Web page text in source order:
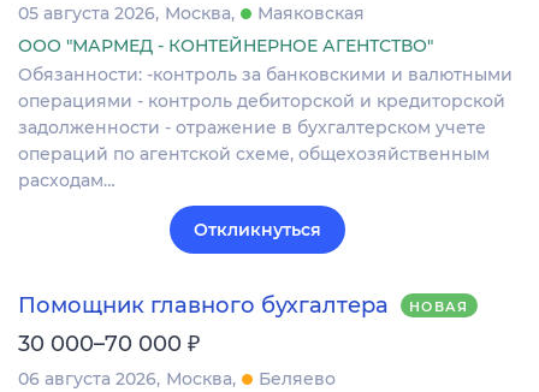
05 августа 2026 Москва
Маяковская
ООО "МАРМЕД - КОНТЕЙНЕРНОЕ АГЕНТСТВО"
Обязанности: -контроль за банковскими и валютными
операциями - контроль дебиторской и кредиторской
задолженности - отражение в бухгалтерском учете
операций по агентской схеме, общехозяйственным
расходам…
Откликнуться
Помощник главного бухгалтера НОВАЯ
30 000–70 000 ₽
06 августа 2026 Москва
Беляево